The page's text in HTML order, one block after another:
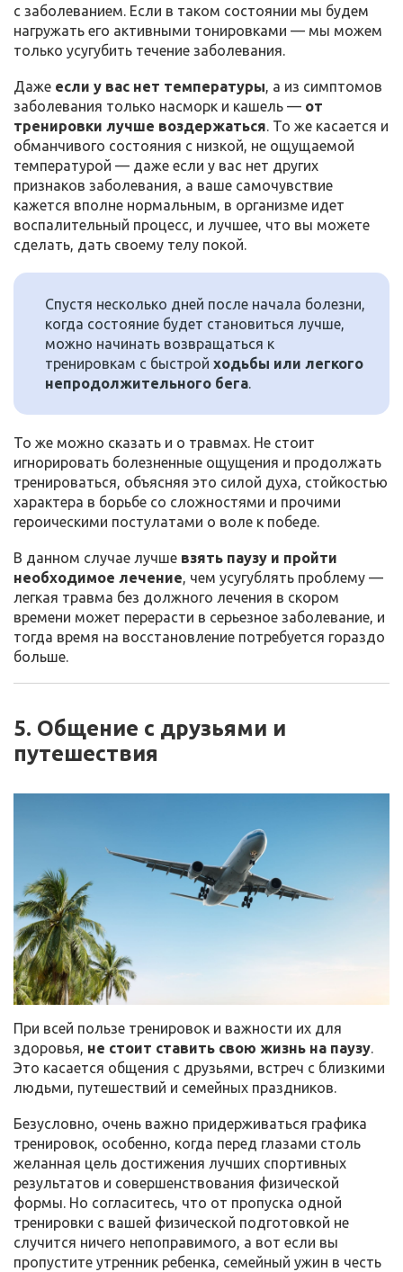
с заболеванием. Если в таком состоянии мы будем
нагружать его активными тонировками — мы можем
только усугубить течение заболевания.
Даже если у вас нет температуры, а из симптомов
заболевания только насморк и кашель — от
тренировки лучше воздержаться. То же касается и
обманчивого состояния с низкой, не ощущаемой
температурой — даже если у вас нет других
признаков заболевания, а ваше самочувствие
кажется вполне нормальным, в организме идет
воспалительный процесс, и лучшее, что вы можете
сделать, дать своему телу покой.
Спустя несколько дней после начала болезни,
когда состояние будет становиться лучше,
можно начинать возвращаться к
тренировкам с быстрой ходьбы или легкого
непродолжительного бега.
То же можно сказать и о травмах. Не стоит
игнорировать болезненные ощущения и продолжать
тренироваться, объясняя это силой духа, стойкостью
характера в борьбе со сложностями и прочими
героическими постулатами о воле к победе.
В данном случае лучше взять паузу и пройти
необходимое лечение, чем усугублять проблему —
легкая травма без должного лечения в скором
времени может перерасти в серьезное заболевание, и
тогда время на восстановление потребуется гораздо
больше.
5. Общение с друзьями и
путешествия
При всей пользе тренировок и важности их для
здоровья, не стоит ставить свою жизнь на паузу.
Это касается общения с друзьями, встреч с близкими
людьми, путешествий и семейных праздников.
Безусловно, очень важно придерживаться графика
тренировок, особенно, когда перед глазами столь
желанная цель достижения лучших спортивных
результатов и совершенствования физической
формы. Но согласитесь, что от пропуска одной
тренировки с вашей физической подготовкой не
случится ничего непоправимого, а вот если вы
пропустите утренник ребенка, семейный ужин в честь